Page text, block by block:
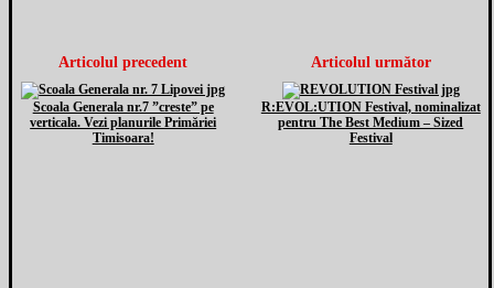
Articolul precedent
Scoala Generala nr.7 ”creste” pe
verticala. Vezi planurile Primăriei
Timisoara!
Articolul următor
R:EVOL:UTION Festival, nominalizat
pentru The Best Medium – Sized
Festival